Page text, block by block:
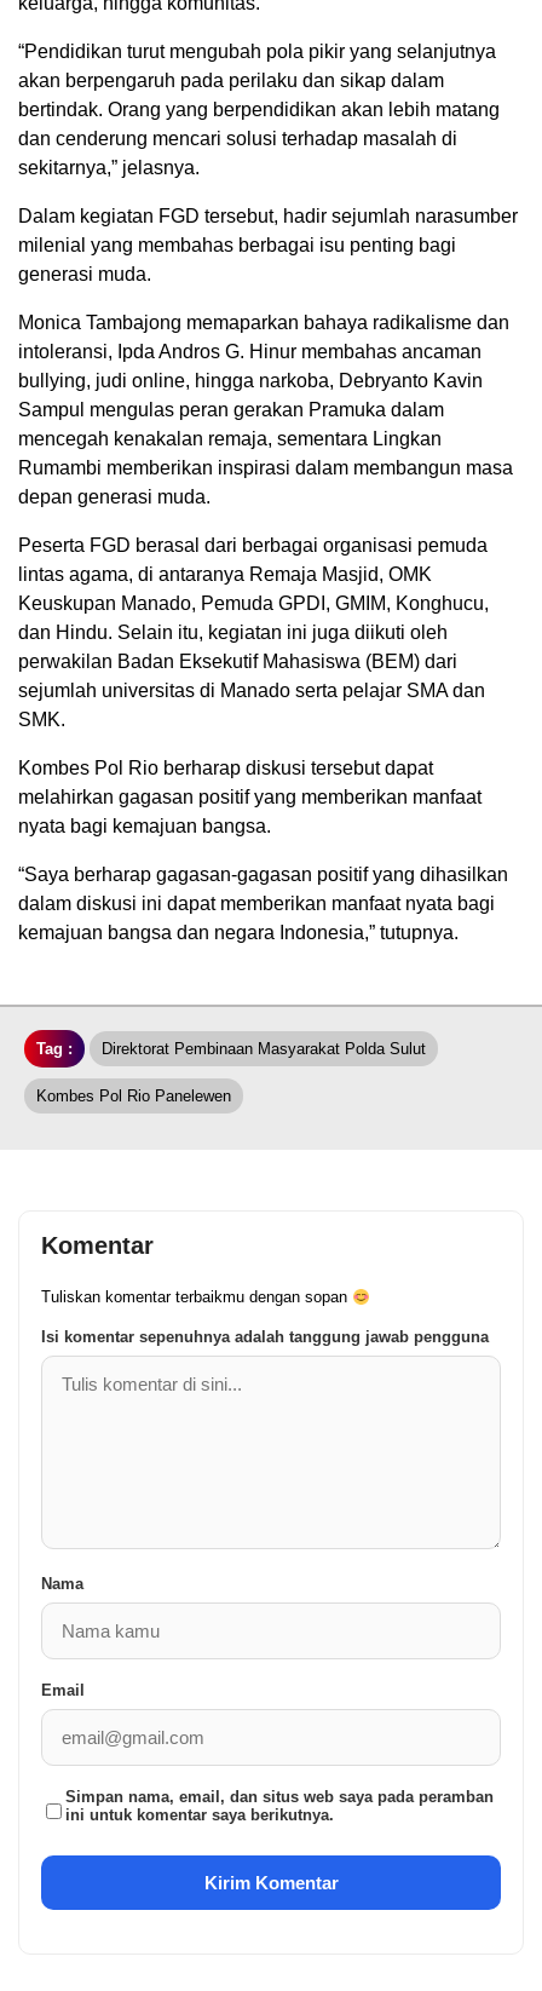
“Pendidikan turut mengubah pola pikir yang selanjutnya
akan berpengaruh pada perilaku dan sikap dalam
bertindak. Orang yang berpendidikan akan lebih matang
dan cenderung mencari solusi terhadap masalah di
sekitarnya,” jelasnya.
Dalam kegiatan FGD tersebut, hadir sejumlah narasumber
milenial yang membahas berbagai isu penting bagi
generasi muda.
Monica Tambajong memaparkan bahaya radikalisme dan
intoleransi, Ipda Andros G. Hinur membahas ancaman
bullying, judi online, hingga narkoba, Debryanto Kavin
Sampul mengulas peran gerakan Pramuka dalam
mencegah kenakalan remaja, sementara Lingkan
Rumambi memberikan inspirasi dalam membangun masa
depan generasi muda.
Peserta FGD berasal dari berbagai organisasi pemuda
lintas agama, di antaranya Remaja Masjid, OMK
Keuskupan Manado, Pemuda GPDI, GMIM, Konghucu,
dan Hindu. Selain itu, kegiatan ini juga diikuti oleh
perwakilan Badan Eksekutif Mahasiswa (BEM) dari
sejumlah universitas di Manado serta pelajar SMA dan
SMK.
Kombes Pol Rio berharap diskusi tersebut dapat
melahirkan gagasan positif yang memberikan manfaat
nyata bagi kemajuan bangsa.
“Saya berharap gagasan-gagasan positif yang dihasilkan
dalam diskusi ini dapat memberikan manfaat nyata bagi
kemajuan bangsa dan negara Indonesia,” tutupnya.
Tag : Direktorat Pembinaan Masyarakat Polda Sulut
Kombes Pol Rio Panelewen
Komentar
Tuliskan komentar terbaikmu dengan sopan
Isi komentar sepenuhnya adalah tanggung jawab pengguna
Nama
Email
Simpan nama, email, dan situs web saya pada peramban
ini untuk komentar saya berikutnya.